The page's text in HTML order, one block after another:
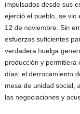
impulsados desde sus
ejerció el pueblo, se vio
12 de noviembre. Sin
esfuerzos suficientes
verdadera huelga
producción y permitiera
días: el derrocamiento
mesa de unidad social,
las negociaciones y